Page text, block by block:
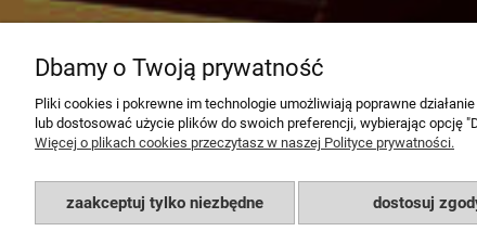
Dbamy o Twoją prywatność
Pliki cookies i pokrewne im technologie umożliwiają poprawne
lub dostosować użycie plików do swoich preferencji, wybierając opcję
Więcej o plikach cookies przeczytasz w naszej Polityce prywatności.
zaakceptuj tylko niezbędne dostosuj